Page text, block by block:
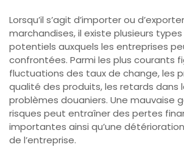
Lorsqu’il s’agit d’importer ou
marchandises, il existe plusieurs
potentiels auxquels les entreprises
confrontées. Parmi les plus courants
fluctuations des taux de change, les
qualité des produits, les retards dans
problèmes douaniers. Une mauvaise
risques peut entraîner des pertes
importantes ainsi qu’une
de l’entreprise.